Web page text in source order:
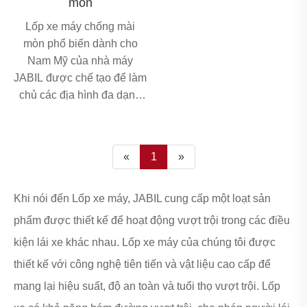
Mỹ Latinh. Là nhà cung
cấp trực tiếp tại nhà máy
với hơn 15 năm kinh
nghiệm xuất khẩu, chúng
tôi chế tạo từng loại lốp
4,00-8 để xử lý các điều
nước mưa, đường ổ gà và
dày đặc hàng ngày.
mòn
Lốp xe máy chống mài
mòn phổ biến dành cho
Nam Mỹ của nhà máy
JABIL được chế tạo để làm
chủ các địa hình đa dạng
thích ứng với khí hậu và
tuổi thọ lâu dài. Lốp xe sử
cường độ cao giúp cân
bằng tính linh hoạt và ổn
thành phố, đường núi,
đường nông thôn lầy lội và
đường rải sỏi.
« 1 »
Khi nói đến Lốp xe máy, JABIL cung cấp một loạt sản
phẩm được thiết kế để hoạt động vượt trội trong các điều
kiện lái xe khác nhau. Lốp xe máy của chúng tôi được
thiết kế với công nghệ tiên tiến và vật liệu cao cấp để
mang lại hiệu suất, độ an toàn và tuổi thọ vượt trội. Lốp